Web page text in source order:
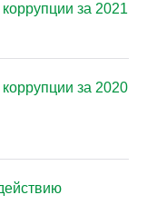
за 2021
за 2020